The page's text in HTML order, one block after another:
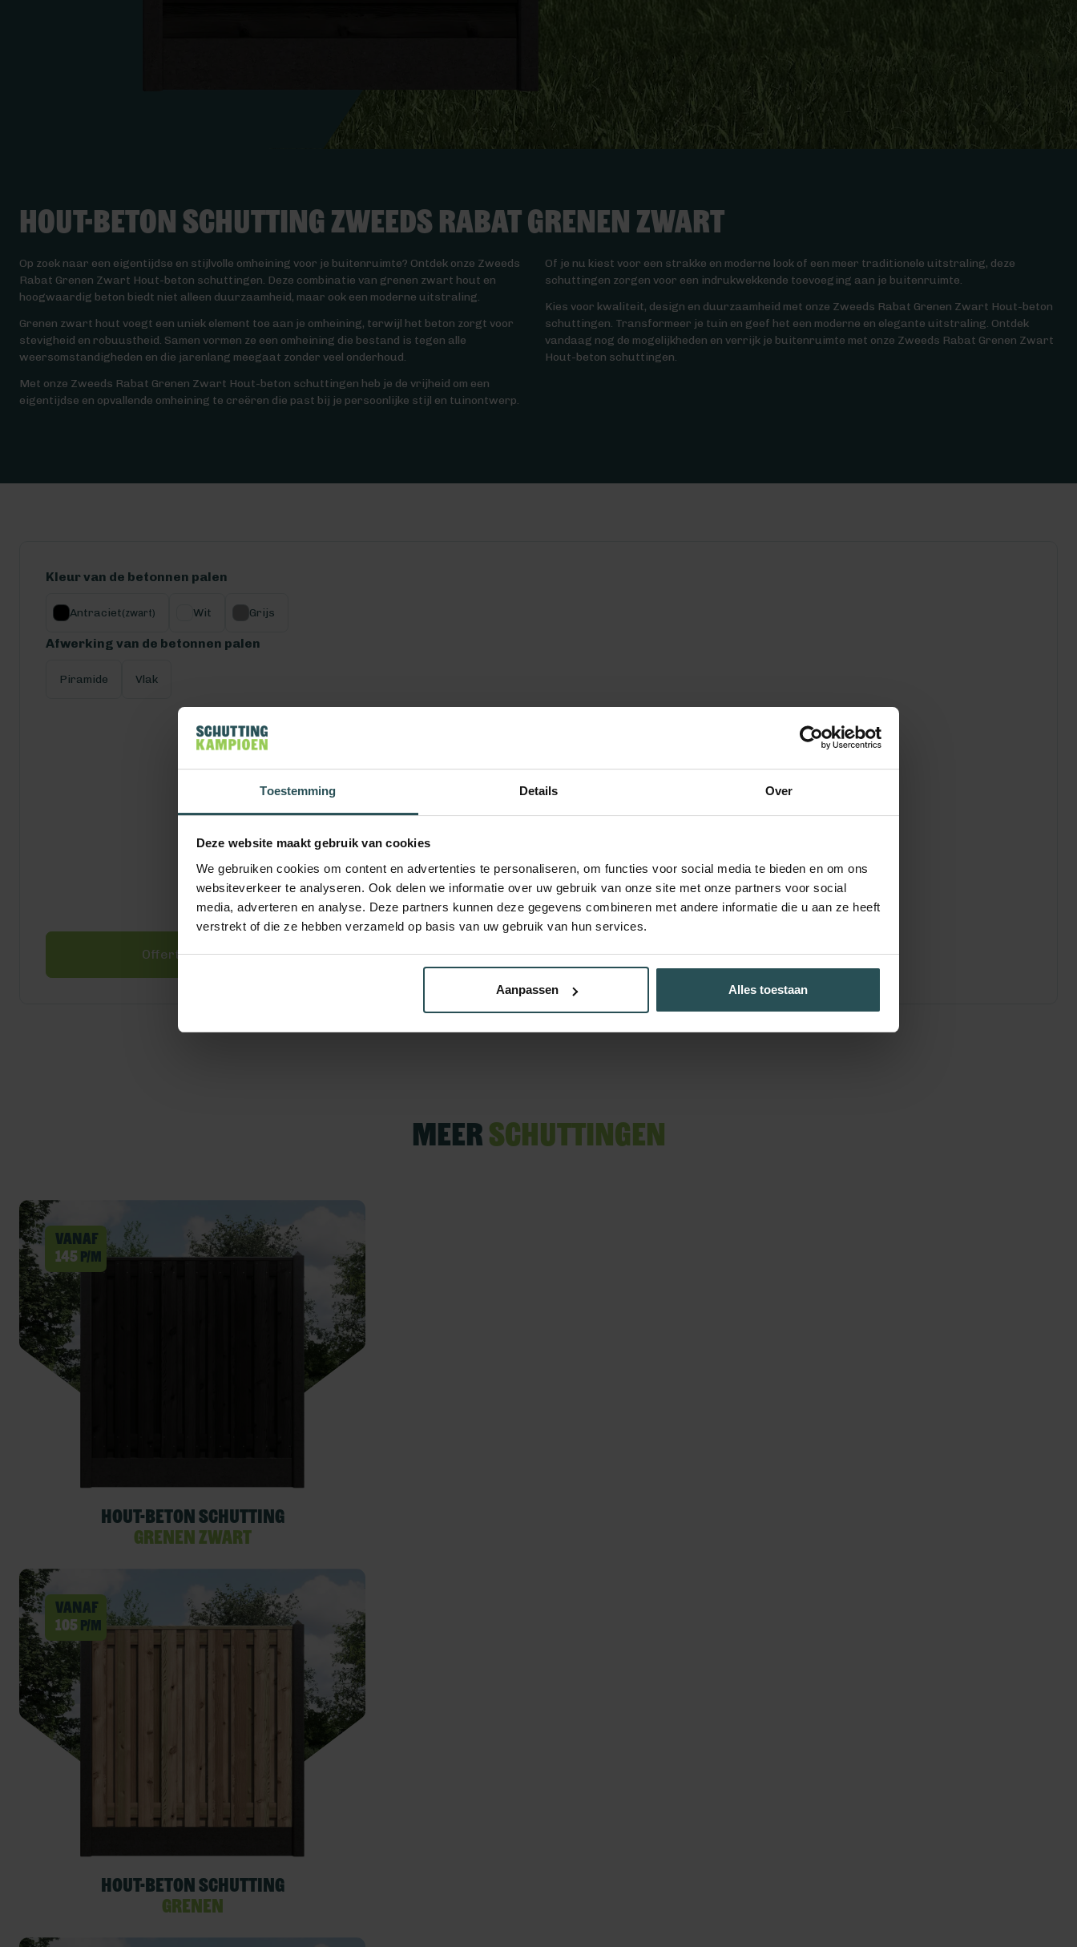
Toestemming Details Over
Deze website maakt gebruik van cookies
We gebruiken cookies om content en advertenties te personaliseren, om functies voor social media te bieden en om ons
websiteverkeer te analyseren. Ook delen we informatie over uw gebruik van onze site met onze partners voor social
media, adverteren en analyse. Deze partners kunnen deze gegevens combineren met andere informatie die u aan ze heeft
verstrekt of die ze hebben verzameld op basis van uw gebruik van hun services.
Aanpassen Alles toestaan
Hout-beton schutting Zweeds Rabat Grenen Zwart
Op zoek naar een eigentijdse en stijlvolle omheining voor je buitenruimte? Ontdek onze Zweeds
Rabat Grenen Zwart Hout-beton schuttingen. Deze combinatie van grenen zwart hout en
hoogwaardig beton biedt niet alleen duurzaamheid, maar ook een moderne uitstraling.
Grenen zwart hout voegt een uniek element toe aan je omheining, terwijl het beton zorgt voor
stevigheid en robuustheid. Samen vormen ze een omheining die bestand is tegen alle
weersomstandigheden en die jarenlang meegaat zonder veel onderhoud.
Met onze Zweeds Rabat Grenen Zwart Hout-beton schuttingen heb je de vrijheid om een
eigentijdse en opvallende omheining te creëren die past bij je persoonlijke stijl en tuinontwerp.
Of je nu kiest voor een strakke en moderne look of een meer traditionele uitstraling, deze
schuttingen zorgen voor een indrukwekkende toevoeging aan je buitenruimte.
Kies voor kwaliteit, design en duurzaamheid met onze Zweeds Rabat Grenen Zwart Hout-beton
schuttingen. Transformeer je tuin en geef het een moderne en elegante uitstraling. Ontdek
vandaag nog de mogelijkheden en verrijk je buitenruimte met onze Zweeds Rabat Grenen Zwart
Hout-beton schuttingen.
Kleur van de betonnen palen
Antraciet(zwart) Wit Grijs
Afwerking van de betonnen palen
Piramide Vlak
Offerte aanvragen
Meer schuttingen
Vanaf
145 p/m
Hout-beton schutting
Grenen Zwart
Vanaf
105 p/m
Hout-beton schutting
Grenen